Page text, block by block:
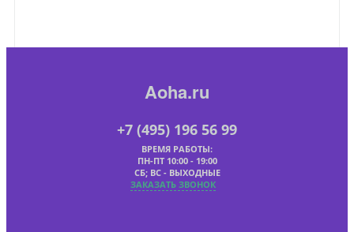
Aoha.ru
+7 (495) 196 56 99
ВРЕМЯ РАБОТЫ:
ПН-ПТ 10:00 - 19:00
СБ; ВС - ВЫХОДНЫЕ
ЗАКАЗАТЬ ЗВОНОК